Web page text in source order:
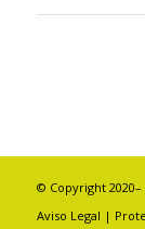
© Copyright
Aviso Legal |